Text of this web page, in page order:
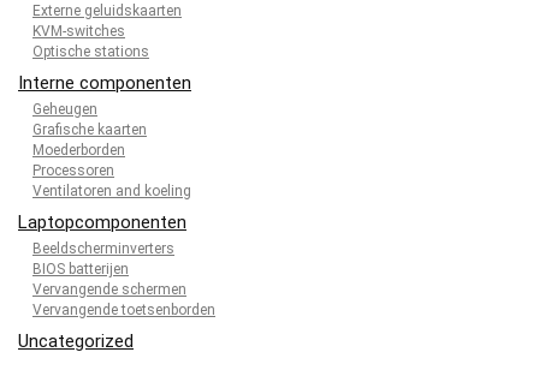
Externe geluidskaarten
KVM-switches
Optische stations
Interne componenten
Geheugen
Grafische kaarten
Moederborden
Processoren
Ventilatoren and koeling
Laptopcomponenten
Beeldscherminverters
BIOS batterijen
Vervangende schermen
Vervangende toetsenborden
Uncategorized